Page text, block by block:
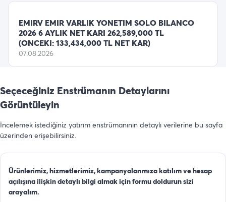
EMIRV EMIR VARLIK YONETIM SOLO BILANCO
2026 6 AYLIK NET KARI 262,589,000 TL
(ONCEKI: 133,434,000 TL NET KAR)
07.08.2026
Seçeceğiniz Enstrümanın Detaylarını
Görüntüleyin
İncelemek istediğiniz yatırım enstrümanının detaylı verilerine bu sayfa
üzerinden erişebilirsiniz.
Ürünlerimiz, hizmetlerimiz, kampanyalarımıza katılım ve hesap
açılışına ilişkin detaylı bilgi almak için formu doldurun sizi
arayalım.